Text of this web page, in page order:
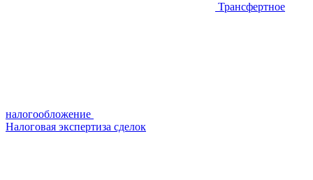
Трансфертное
налогообложение
Налоговая экспертиза сделок